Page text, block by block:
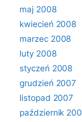
maj 2008
kwiecień 2008
marzec 2008
luty 2008
styczeń 2008
grudzień 2007
listopad 2007
październik